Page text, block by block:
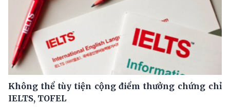
Không thể tùy tiện cộng điểm thưởng chứng chỉ
IELTS, TOFEL